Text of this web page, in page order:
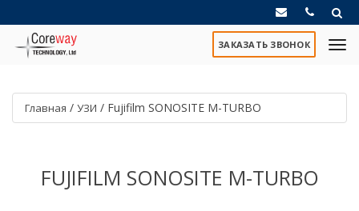
ЗАКАЗАТЬ ЗВОНОК
Главная / УЗИ / Fujifilm SONOSITE M-TURBO
FUJIFILM SONOSITE M-TURBO